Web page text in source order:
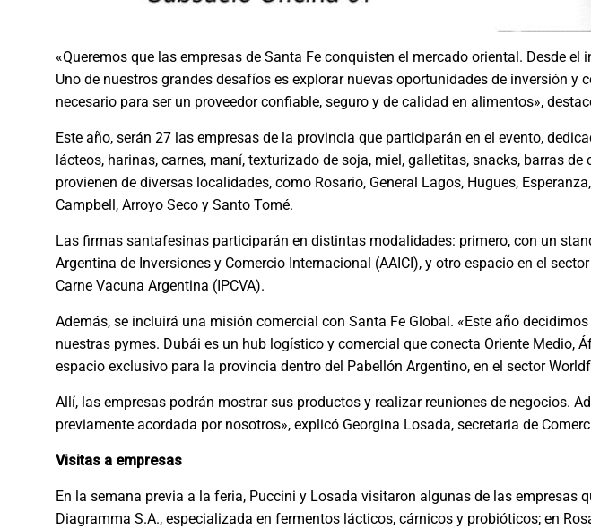
«Queremos que las empresas de Santa Fe conquisten el mercado oriental. Desde
Uno de nuestros grandes desafíos es explorar nuevas oportunidades de inversión y
necesario para ser un proveedor confiable, seguro y de calidad en alimentos»,
Este año, serán 27 las empresas de la provincia que participarán en el evento,
lácteos, harinas, carnes, maní, texturizado de soja, miel, galletitas, snacks, barras
provienen de diversas localidades, como Rosario, General Lagos, Hugues,
Campbell, Arroyo Seco y Santo Tomé.
Las firmas santafesinas participarán en distintas modalidades: primero, con un
Argentina de Inversiones y Comercio Internacional (AAICI), y otro espacio en el
Carne Vacuna Argentina (IPCVA).
Además, se incluirá una misión comercial con Santa Fe Global. «Este año
nuestras pymes. Dubái es un hub logístico y comercial que conecta Oriente Medio,
espacio exclusivo para la provincia dentro del Pabellón Argentino, en el sector
Allí, las empresas podrán mostrar sus productos y realizar reuniones de negocios.
previamente acordada por nosotros», explicó Georgina Losada, secretaria de
Visitas a empresas
En la semana previa a la feria, Puccini y Losada visitaron algunas de las empresas
Diagramma S.A., especializada en fermentos lácticos, cárnicos y probióticos; en